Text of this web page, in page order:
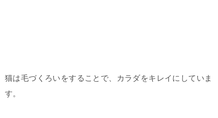
猫は毛づくろいをすることで、カラダをキレイにしていま
す。